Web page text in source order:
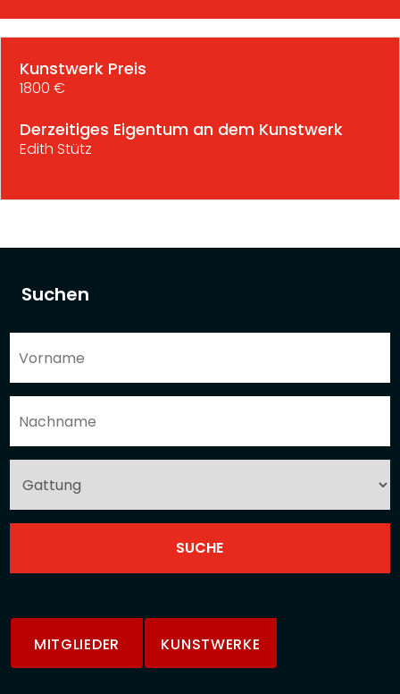
Suchen
MITGLIEDER KUNSTWERKE
Kunstwerk Preis
1800 €
Derzeitiges Eigentum an dem Kunstwerk
Edith Stütz